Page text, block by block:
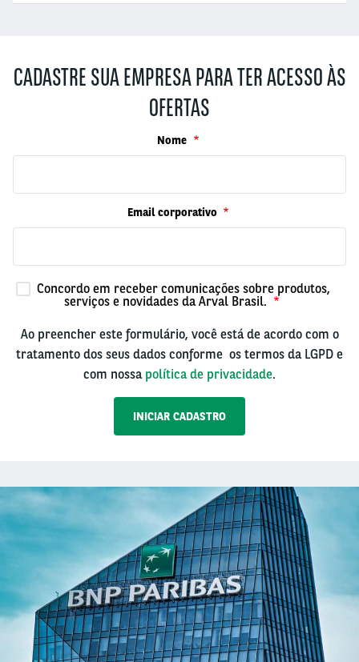
CADASTRE SUA EMPRESA PARA TER ACESSO ÀS
OFERTAS
Nome
Email corporativo
Concordo em receber comunicações sobre produtos,
serviços e novidades da Arval Brasil.
Ao preencher este formulário, você está de acordo com o
tratamento dos seus dados conforme os termos da LGPD e
com nossa política de privacidade.